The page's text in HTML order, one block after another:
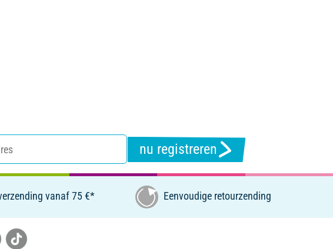
nu registreren
vanaf 75 €* Eenvoudige retourzending